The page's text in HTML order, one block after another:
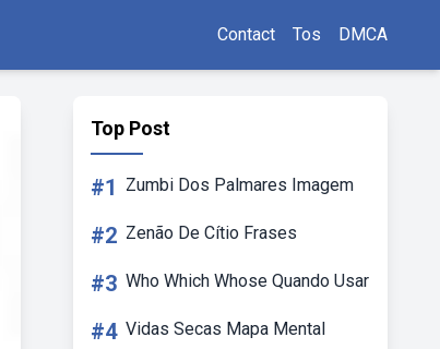
Contact Tos DMCA
Top Post
#1 Zumbi Dos Palmares Imagem
#2 Zenão De Cítio Frases
#3 Who Which Whose Quando Usar
#4 Vidas Secas Mapa Mental